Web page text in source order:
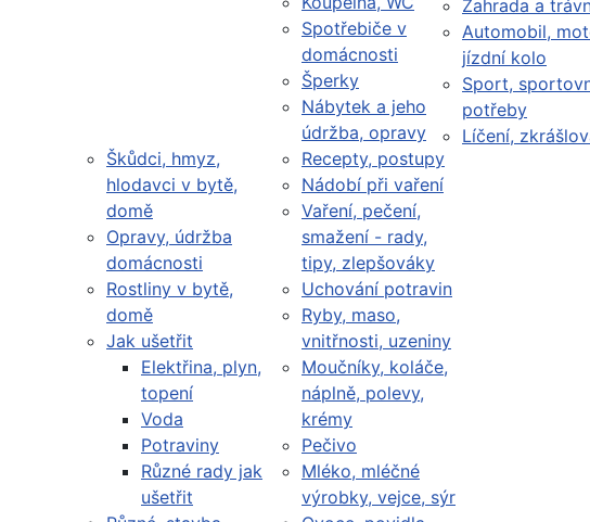
Spotřebiče v
domácnosti
Šperky
Nábytek a jeho
údržba, opravy
Škůdci, hmyz,
hlodavci v bytě,
domě
Opravy, údržba
domácnosti
Rostliny v bytě,
domě
Jak ušetřit
Elektřina, plyn,
topení
Voda
Potraviny
Různé rady jak
ušetřit
Recepty, postupy
Nádobí při vaření
Vaření, pečení,
smažení - rady,
tipy, zlepšováky
Uchování potravin
Ryby, maso,
vnitřnosti, uzeniny
Moučníky, koláče,
náplně, polevy,
krémy
Pečivo
Mléko, mléčné
výrobky, vejce, sýr
Zahrada a
Automobil,
jízdní kolo
Sport,
potřeby
Líčení,